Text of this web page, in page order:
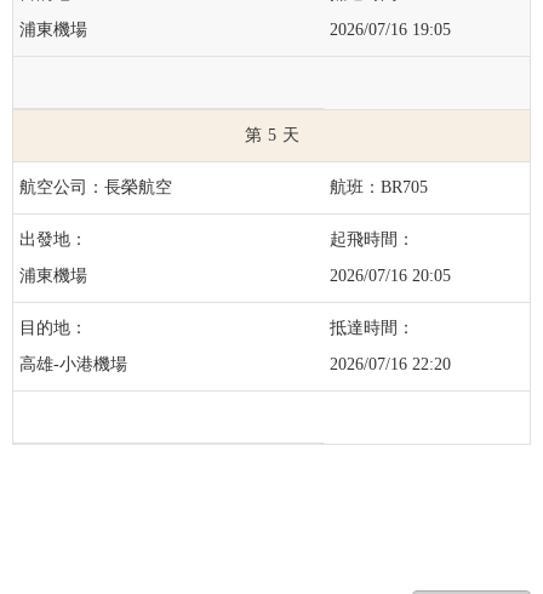
浦東機場 2026/07/16 19:05
5
長榮航空 BR705
浦東機場 2026/07/16 20:05
高雄-小港機場 2026/07/16 22:20